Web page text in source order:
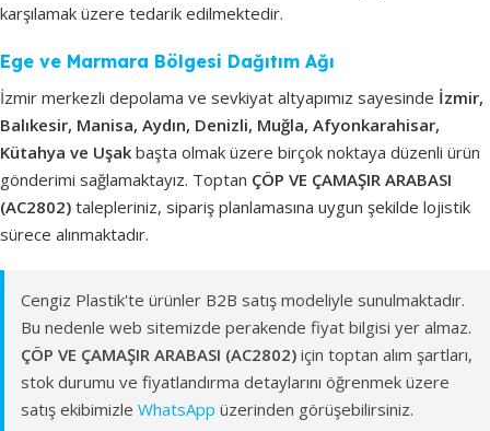
karşılamak üzere tedarik edilmektedir.
Ege ve Marmara Bölgesi Dağıtım Ağı
İzmir merkezli depolama ve sevkiyat altyapımız sayesinde İzmir,
Balıkesir, Manisa, Aydın, Denizli, Muğla, Afyonkarahisar,
Kütahya ve Uşak başta olmak üzere birçok noktaya düzenli ürün
gönderimi sağlamaktayız. Toptan ÇÖP VE ÇAMAŞIR ARABASI
(AC2802) talepleriniz, sipariş planlamasına uygun şekilde lojistik
sürece alınmaktadır.
Cengiz Plastik'te ürünler B2B satış modeliyle sunulmaktadır.
Bu nedenle web sitemizde perakende fiyat bilgisi yer almaz.
ÇÖP VE ÇAMAŞIR ARABASI (AC2802) için toptan alım şartları,
stok durumu ve fiyatlandırma detaylarını öğrenmek üzere
satış ekibimizle WhatsApp üzerinden görüşebilirsiniz.